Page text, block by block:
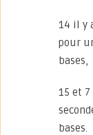
14 il y
pour
bases,
15 et
bases.